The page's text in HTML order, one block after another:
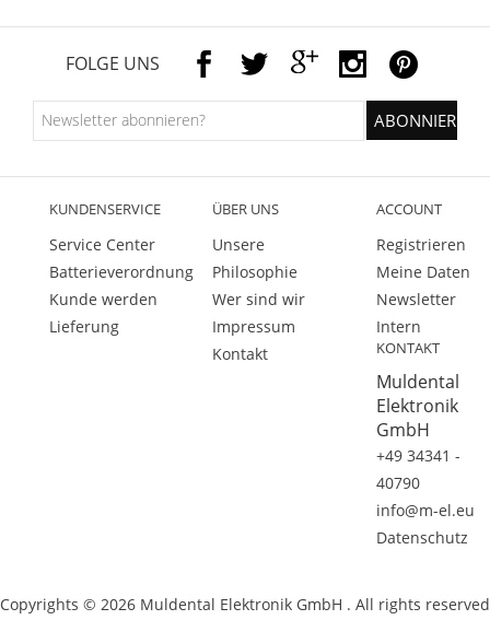
FOLGE UNS
KUNDENSERVICE
Service Center
Batterieverordnung
Kunde werden
Lieferung
ÜBER UNS
Unsere
Philosophie
Wer sind wir
Impressum
Kontakt
ACCOUNT
Registrieren
Meine Daten
Newsletter
Intern
KONTAKT
Muldental
Elektronik
GmbH
+49 34341 -
40790
info@m-el.eu
Datenschutz
Copyrights © 2026 Muldental Elektronik GmbH . All rights reserved